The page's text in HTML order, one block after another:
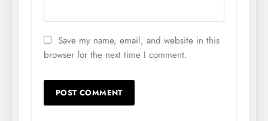
Save my name, email, and website in this
browser for the next time I comment.